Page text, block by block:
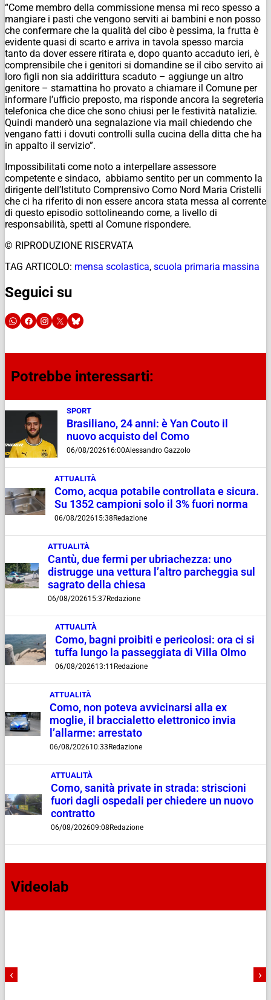
“Come membro della commissione mensa mi reco spesso a
mangiare i pasti che vengono serviti ai bambini e non posso
che confermare che la qualità del cibo è pessima, la frutta è
evidente quasi di scarto e arriva in tavola spesso marcia
tanto da dover essere ritirata e, dopo quanto accaduto ieri, è
comprensibile che i genitori si domandine se il cibo servito ai
loro figli non sia addirittura scaduto – aggiunge un altro
genitore – stamattina ho provato a chiamare il Comune per
informare l’ufficio preposto, ma risponde ancora la segreteria
telefonica che dice che sono chiusi per le festività natalizie.
Quindi manderò una segnalazione via mail chiedendo che
vengano fatti i dovuti controlli sulla cucina della ditta che ha
in appalto il servizio”.
Impossibilitati come noto a interpellare assessore
competente e sindaco, abbiamo sentito per un commento la
dirigente dell’Istituto Comprensivo Como Nord Maria Cristelli
che ci ha riferito di non essere ancora stata messa al corrente
di questo episodio sottolineando come, a livello di
responsabilità, spetti al Comune rispondere.
© RIPRODUZIONE RISERVATA
TAG ARTICOLO: mensa scolastica, scuola primaria massina
Seguici su
Potrebbe interessarti:
SPORT
Brasiliano, 24 anni: è Yan Couto il
nuovo acquisto del Como
06/08/202616:00Alessandro Gazzolo
ATTUALITÀ
Como, acqua potabile controllata e sicura.
Su 1352 campioni solo il 3% fuori norma
06/08/202615:38 Redazione
ATTUALITÀ
Cantù, due fermi per ubriachezza: uno
distrugge una vettura l’altro parcheggia sul
sagrato della chiesa
06/08/202615:37Redazione
ATTUALITÀ
Como, bagni proibiti e pericolosi: ora ci si
tuffa lungo la passeggiata di Villa Olmo
06/08/202613:11 Redazione
ATTUALITÀ
Como, non poteva avvicinarsi alla ex
moglie, il braccialetto elettronico invia
l’allarme: arrestato
06/08/202610:33 Redazione
ATTUALITÀ
Como, sanità private in strada: striscioni
fuori dagli ospedali per chiedere un nuovo
contratto
06/08/202609:08 Redazione
Videolab
‹ ›